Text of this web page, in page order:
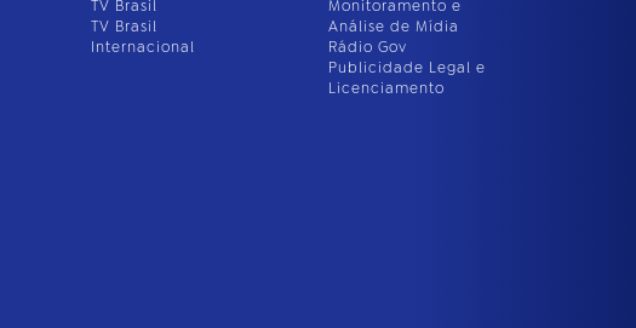
TV Brasil
TV Brasil
Internacional
Monitoramento e
Análise de Mídia
Rádio Gov
Publicidade Legal e
Licenciamento